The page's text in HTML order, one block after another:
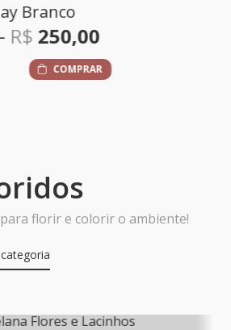
Branco
250,00
COMPRAR
florir e colorir o ambiente!